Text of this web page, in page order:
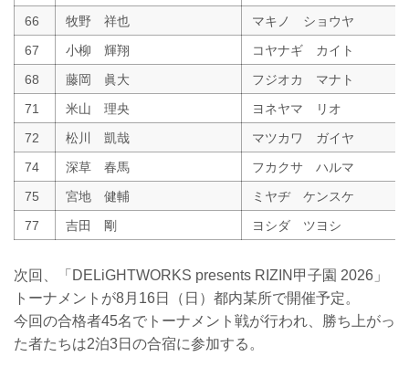
66
牧野 祥也
マキノ ショウヤ
67
小柳 輝翔
コヤナギ カイト
68
藤岡 眞大
フジオカ マナト
71
米山 理央
ヨネヤマ リオ
72
松川 凱哉
マツカワ ガイヤ
74
深草 春馬
フカクサ ハルマ
75
宮地 健輔
ミヤヂ ケンスケ
77
吉田 剛 ヨシダ ツヨシ
次回、「DELiGHTWORKS presents RIZIN甲子園 2026」
トーナメントが8月16日（日）都内某所で開催予定。
今回の合格者45名でトーナメント戦が行われ、勝ち上がっ
た者たちは2泊3日の合宿に参加する。